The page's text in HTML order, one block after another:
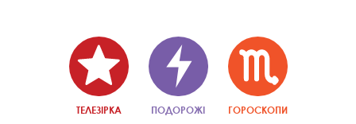
ТЕЛЕЗІРКА ПОДОРОЖІ ГОРОСКОПИ